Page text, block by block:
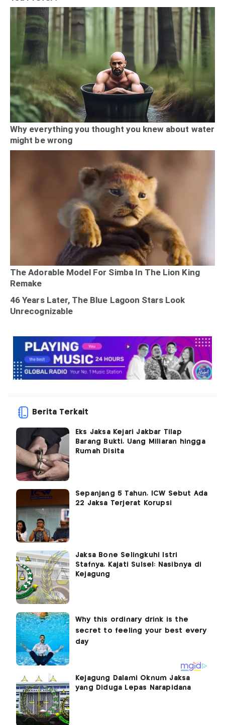
Berita Terkait
Eks Jaksa Kejari Jakbar Tilap
Barang Bukti, Uang Miliaran hingga
Rumah Disita
Sepanjang 5 Tahun, ICW Sebut Ada
22 Jaksa Terjerat Korupsi
Jaksa Bone Selingkuhi Istri
Stafnya, Kajati Sulsel: Nasibnya di
Kejagung
Kejagung Dalami Oknum Jaksa
yang Diduga Lepas Narapidana